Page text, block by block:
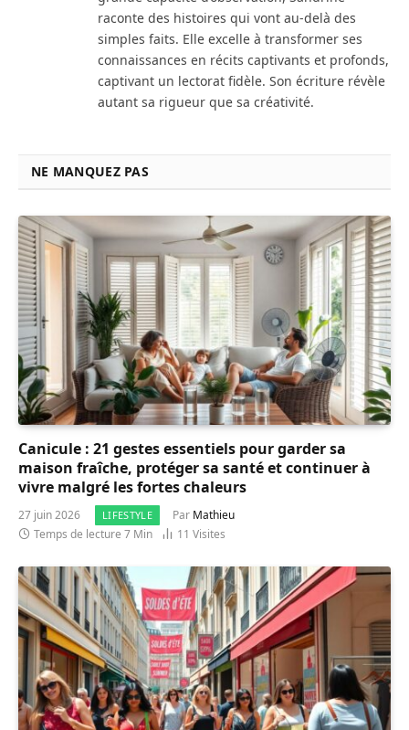
raconte des histoires qui vont au-delà des
simples faits. Elle excelle à transformer ses
connaissances en récits captivants et profonds,
captivant un lectorat fidèle. Son écriture révèle
autant sa rigueur que sa créativité.
NE MANQUEZ PAS
Canicule : 21 gestes essentiels pour garder sa
maison fraîche, protéger sa santé et continuer à
vivre malgré les fortes chaleurs
27 juin 2026 LIFESTYLE Par Mathieu
Temps de lecture 7 Min
11 Visites